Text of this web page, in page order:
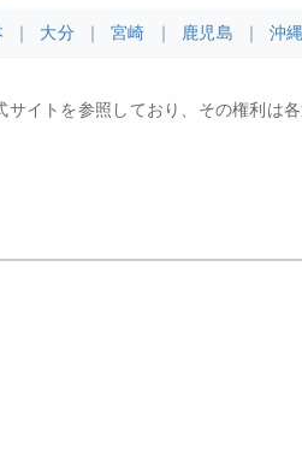
大分 宮崎 鹿児島 沖縄
イトを参照しており、その権利は